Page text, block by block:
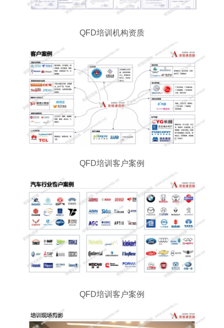
QFD培训机构资质
QFD培训客户案例
QFD培训客户案例